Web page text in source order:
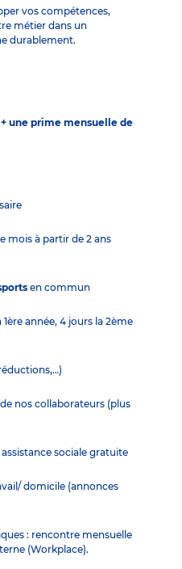
vos compétences,
métier dans un
durablement.
une prime mensuelle de
mois à partir de 2 ans
en commun
1ère année, 4 jours la 2ème
nos collaborateurs (plus
sociale gratuite
domicile (annonces
: rencontre mensuelle
(Workplace).